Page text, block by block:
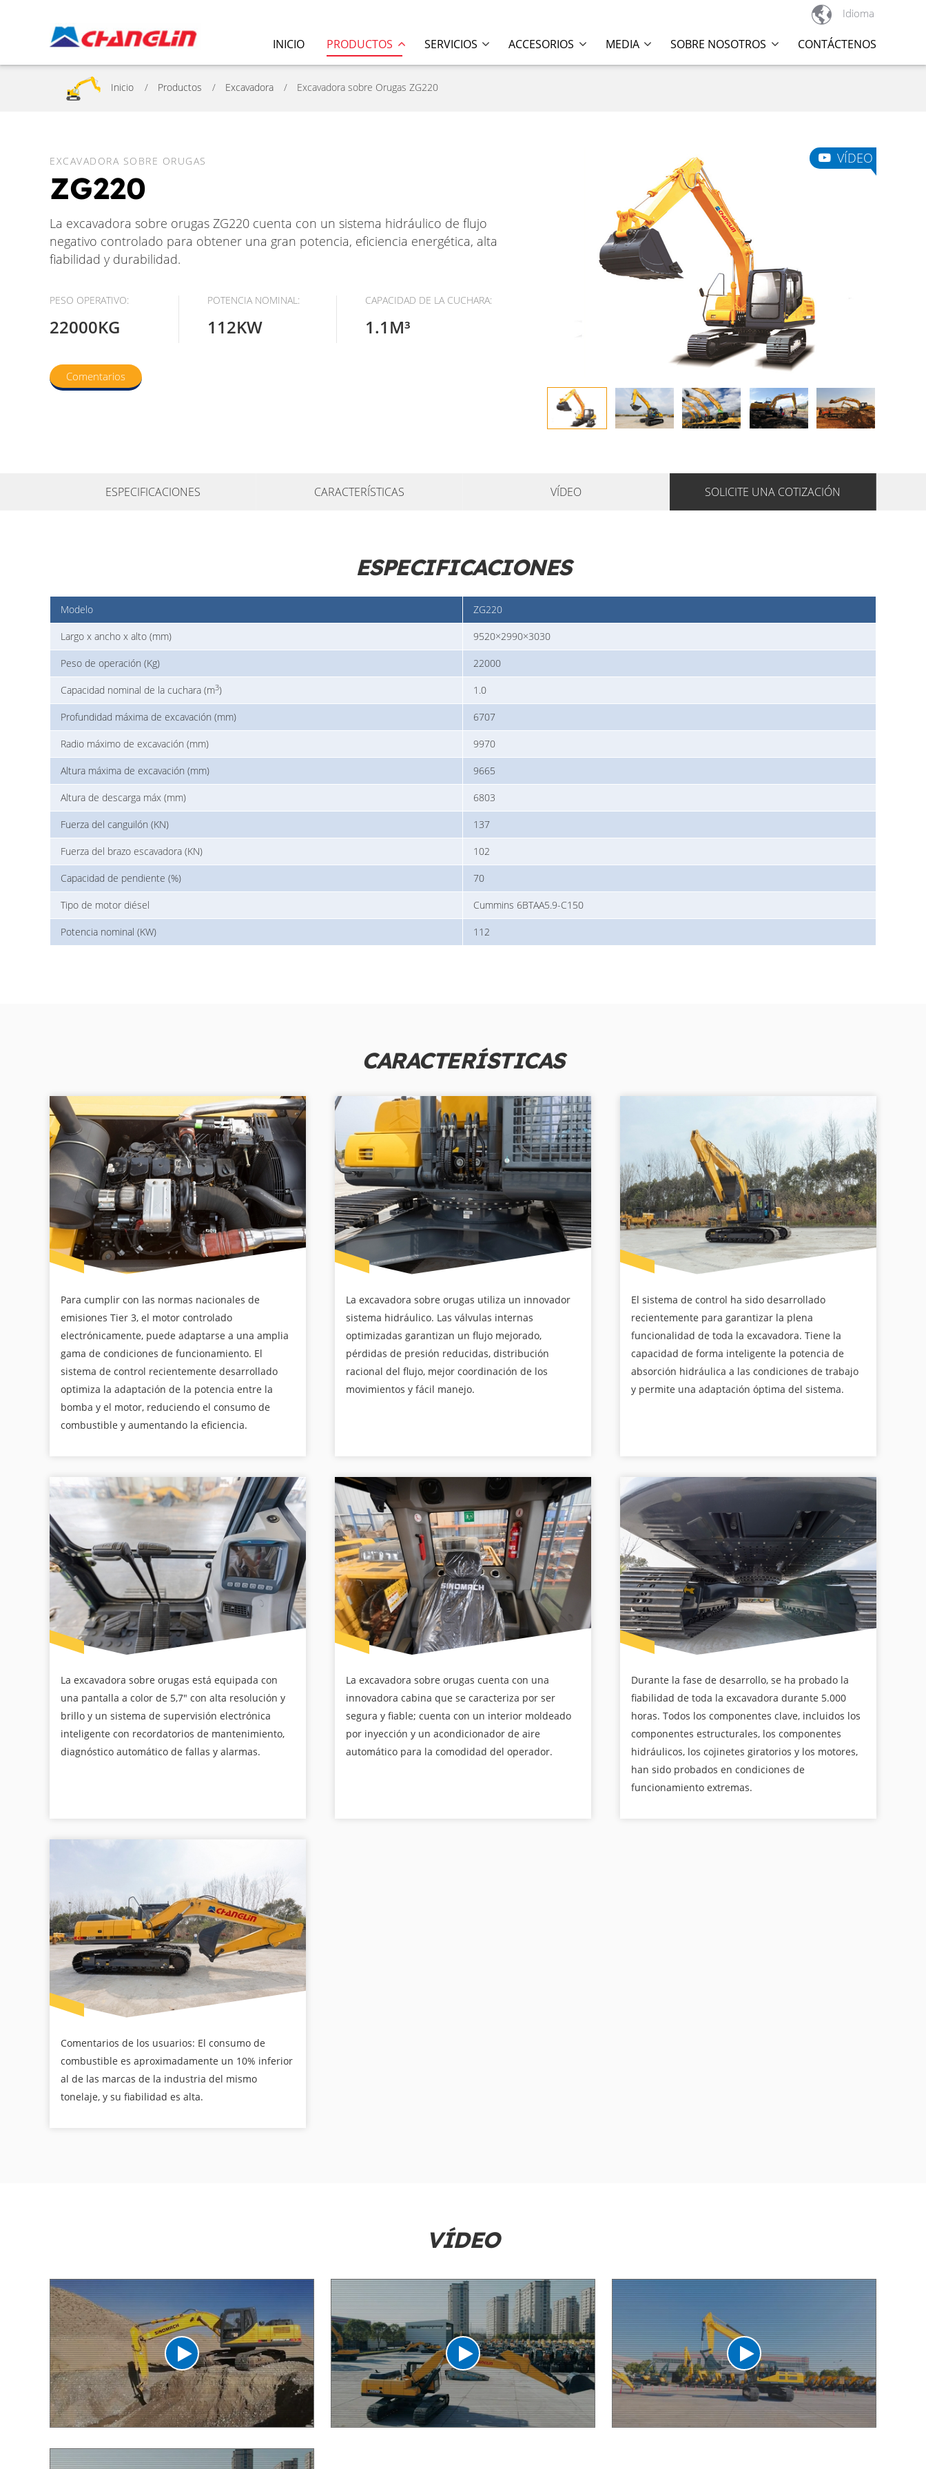
 Idioma
INICIO PRODUCTOS SERVICIOS ACCESORIOS MEDIA SOBRE NOSOTROS CONTÁCTENOS
Inicio Productos Excavadora Excavadora sobre Orugas ZG220
EXCAVADORA SOBRE ORUGAS
ZG220
La excavadora sobre orugas ZG220 cuenta con un sistema hidráulico de flujo
negativo controlado para obtener una gran potencia, eficiencia energética, alta
fiabilidad y durabilidad.
PESO OPERATIVO:
22000KG
POTENCIA NOMINAL:
112KW
CAPACIDAD DE LA CUCHARA:
1.1M³
Comentarios
VÍDEO
ESPECIFICACIONES CARACTERÍSTICAS VÍDEO SOLICITE UNA COTIZACIÓN
ESPECIFICACIONES
Modelo ZG220
Largo x ancho x alto (mm) 9520×2990×3030
Peso de operación (Kg) 22000
Capacidad nominal de la cuchara (m3) 1.0
Profundidad máxima de excavación (mm) 6707
Radio máximo de excavación (mm) 9970
Altura máxima de excavación (mm) 9665
Altura de descarga máx (mm) 6803
Fuerza del canguilón (KN) 137
Fuerza del brazo escavadora (KN) 102
Capacidad de pendiente (%) 70
Tipo de motor diésel Cummins 6BTAA5.9-C150
Potencia nominal (KW) 112
CARACTERÍSTICAS
Para cumplir con las normas nacionales de
emisiones Tier 3, el motor controlado
electrónicamente, puede adaptarse a una amplia
gama de condiciones de funcionamiento. El
sistema de control recientemente desarrollado
optimiza la adaptación de la potencia entre la
bomba y el motor, reduciendo el consumo de
combustible y aumentando la eficiencia.
La excavadora sobre orugas utiliza un innovador
sistema hidráulico. Las válvulas internas
optimizadas garantizan un flujo mejorado,
pérdidas de presión reducidas, distribución
racional del flujo, mejor coordinación de los
movimientos y fácil manejo.
El sistema de control ha sido desarrollado
recientemente para garantizar la plena
funcionalidad de toda la excavadora. Tiene la
capacidad de forma inteligente la potencia de
absorción hidráulica a las condiciones de trabajo
y permite una adaptación óptima del sistema.
La excavadora sobre orugas está equipada con
una pantalla a color de 5,7" con alta resolución y
brillo y un sistema de supervisión electrónica
inteligente con recordatorios de mantenimiento,
diagnóstico automático de fallas y alarmas.
La excavadora sobre orugas cuenta con una
innovadora cabina que se caracteriza por ser
segura y fiable; cuenta con un interior moldeado
por inyección y un acondicionador de aire
automático para la comodidad del operador.
Durante la fase de desarrollo, se ha probado la
fiabilidad de toda la excavadora durante 5.000
horas. Todos los componentes clave, incluidos los
componentes estructurales, los componentes
hidráulicos, los cojinetes giratorios y los motores,
han sido probados en condiciones de
funcionamiento extremas.
Comentarios de los usuarios: El consumo de
combustible es aproximadamente un 10% inferior
al de las marcas de la industria del mismo
tonelaje, y su fiabilidad es alta.
VÍDEO